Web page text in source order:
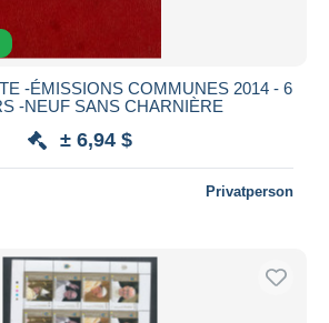
-ÉMISSIONS COMMUNES 2014 - 6
-NEUF SANS CHARNIÈRE
± 6,94 $
Privatperson